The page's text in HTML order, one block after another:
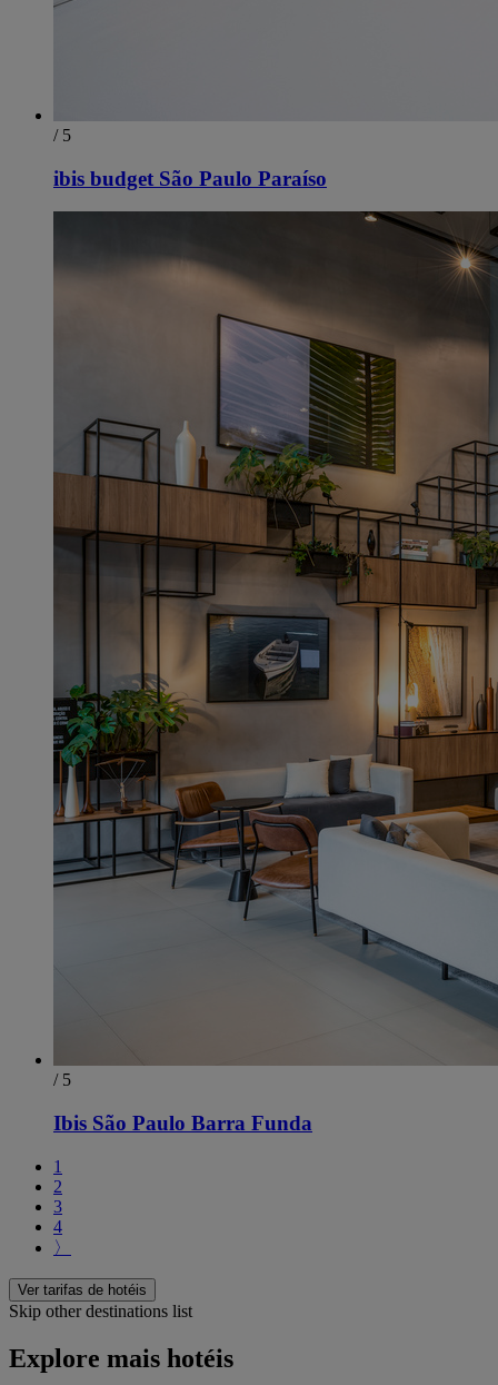
/ 5
ibis budget São Paulo Paraíso
/ 5
Ibis São Paulo Barra Funda
1
2
3
4
〉
Ver tarifas de hotéis
Skip other destinations list
Explore mais hotéis